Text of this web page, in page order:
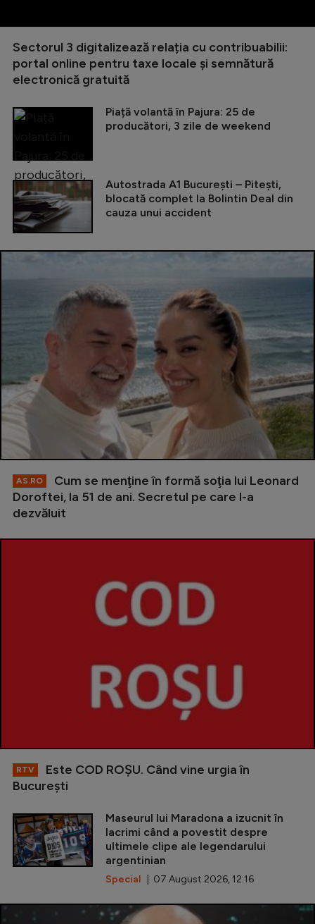
Sectorul 3 digitalizează relația cu contribuabilii:
portal online pentru taxe locale și semnătură
electronică gratuită
Piață volantă în Pajura: 25 de
producători, 3 zile de weekend
Autostrada A1 București – Pitești,
blocată complet la Bolintin Deal din
cauza unui accident
AS.RO
Cum se menţine în formă soţia lui Leonard
Doroftei, la 51 de ani. Secretul pe care l-a
dezvăluit
RTV
Este COD ROŞU. Când vine urgia în
Bucureşti
Maseurul lui Maradona a izucnit în
lacrimi când a povestit despre
ultimele clipe ale legendarului
argentinian
Special | 07 August 2026, 12:16